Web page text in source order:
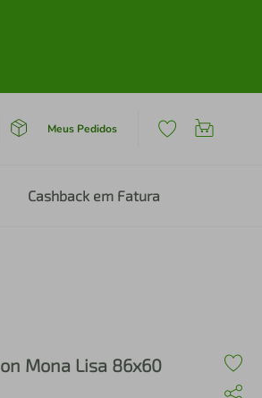
Meus Pedidos
Cashback em Fatura
Mona Lisa 86x60